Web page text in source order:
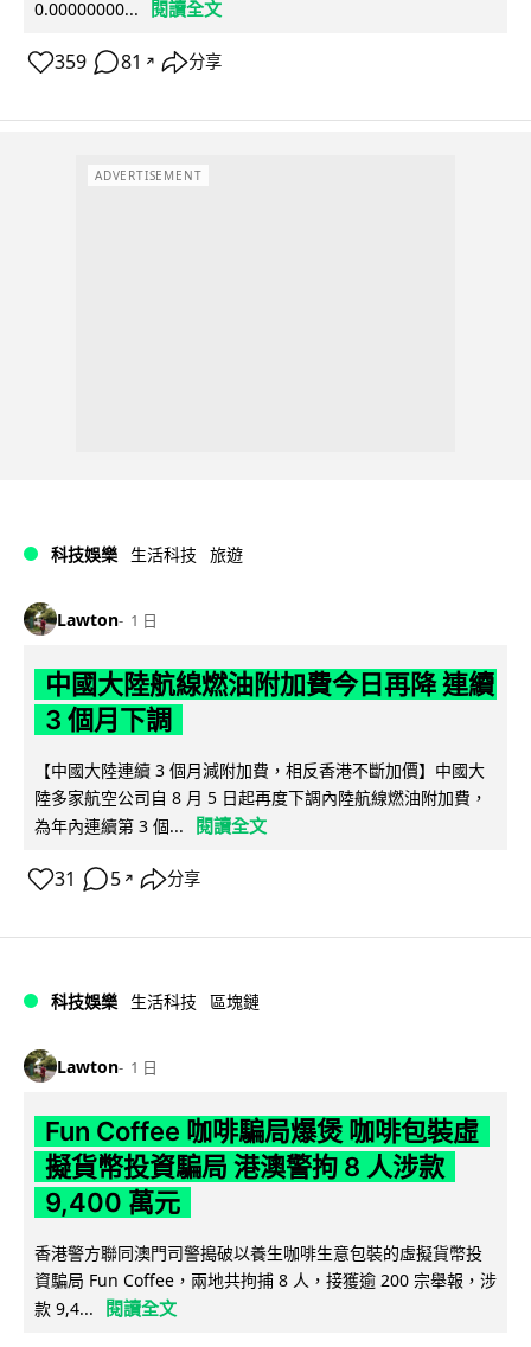
0.00000000...
閱讀全文
359 81 ↗ 分享
ADVERTISEMENT
科技娛樂 生活科技 旅遊
Lawton 1 日
中國大陸航線燃油附加費今日再降 連續
3 個月下調
【中國大陸連續 3 個月減附加費，相反香港不斷加價】中國大
陸多家航空公司自 8 月 5 日起再度下調內陸航線燃油附加費，
為年內連續第 3 個...
閱讀全文
31 5 ↗ 分享
科技娛樂 生活科技 區塊鏈
Lawton 1 日
Fun Coffee 咖啡騙局爆煲 咖啡包裝虛
擬貨幣投資騙局 港澳警拘 8 人涉款
9,400 萬元
香港警方聯同澳門司警搗破以養生咖啡生意包裝的虛擬貨幣投
資騙局 Fun Coffee，兩地共拘捕 8 人，接獲逾 200 宗舉報，涉
款 9,4...
閱讀全文